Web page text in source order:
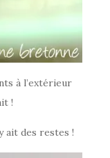
à l’extérieur
!
ait des restes !